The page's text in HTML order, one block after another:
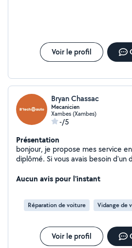
Voir le profil
Bryan Chassac
Mecanicien
Xambes (Xambes)
-/5
Présentation
bonjour, je propose mes service
diplômé. Si vous avais besoin
Aucun avis pour l'instant
Réparation de voiture Vidange de
Voir le profil